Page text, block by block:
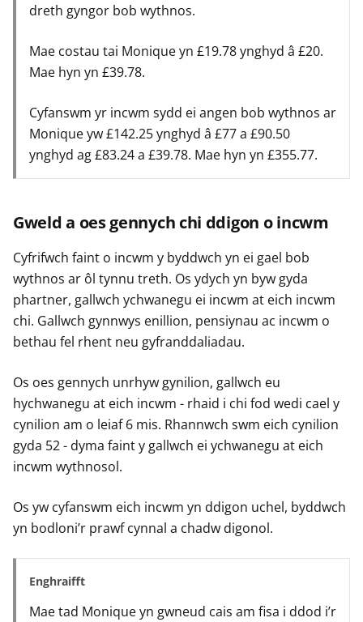
dreth gyngor bob wythnos.
Mae costau tai Monique yn £19.78 ynghyd â £20.
Mae hyn yn £39.78.
Cyfanswm yr incwm sydd ei angen bob wythnos ar
Monique yw £142.25 ynghyd â £77 a £90.50
ynghyd ag £83.24 a £39.78. Mae hyn yn £355.77.
Gweld a oes gennych chi ddigon o incwm
Cyfrifwch faint o incwm y byddwch yn ei gael bob
wythnos ar ôl tynnu treth. Os ydych yn byw gyda
phartner, gallwch ychwanegu ei incwm at eich incwm
chi. Gallwch gynnwys enillion, pensiynau ac incwm o
bethau fel rhent neu gyfranddaliadau.
Os oes gennych unrhyw gynilion, gallwch eu
hychwanegu at eich incwm - rhaid i chi fod wedi cael y
cynilion am o leiaf 6 mis. Rhannwch swm eich cynilion
gyda 52 - dyma faint y gallwch ei ychwanegu at eich
incwm wythnosol.
Os yw cyfanswm eich incwm yn ddigon uchel, byddwch
yn bodloni’r prawf cynnal a chadw digonol.
Enghraifft
Mae tad Monique yn gwneud cais am fisa i ddod i’r